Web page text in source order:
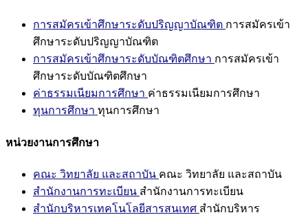
การสมัครเข้าศึกษาระดับปริญญาบัณฑิต การสมัครเข้า
ศึกษาระดับปริญญาบัณฑิต
การสมัครเข้าศึกษาระดับบัณฑิตศึกษา การสมัครเข้า
ศึกษาระดับบัณฑิตศึกษา
ค่าธรรมเนียมการศึกษา ค่าธรรมเนียมการศึกษา
ทุนการศึกษา ทุนการศึกษา
หน่วยงานการศึกษา
คณะ วิทยาลัย และสถาบัน คณะ วิทยาลัย และสถาบัน
สำนักงานการทะเบียน สำนักงานการทะเบียน
สำนักบริหารเทคโนโลยีสารสนเทศ สำนักบริหาร